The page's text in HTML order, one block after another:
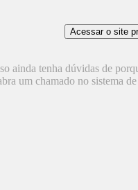
ainda tenha dúvidas de
um chamado no sistema